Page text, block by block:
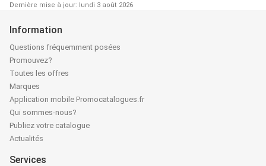
Dernière mise à jour: lundi 3 août 2026
Information
Questions fréquemment posées
Promouvez?
Toutes les offres
Marques
Application mobile Promocatalogues.fr
Qui sommes-nous?
Publiez votre catalogue
Actualités
Services